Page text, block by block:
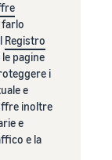
Registro
pagine
i
e
inoltre
e
e la